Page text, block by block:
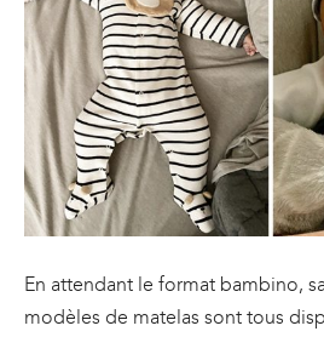
En attendant le format bambino,
modèles de matelas sont tous